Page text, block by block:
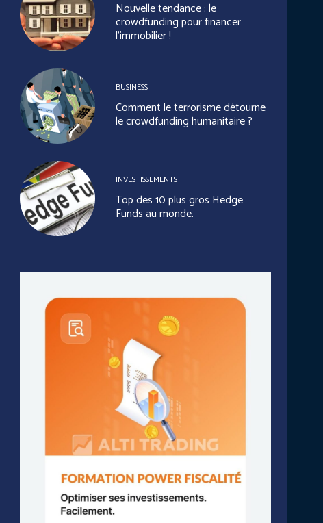
Nouvelle tendance : le
crowdfunding pour financer
l’immobilier !
BUSINESS
Comment le terrorisme détourne
le crowdfunding humanitaire ?
INVESTISSEMENTS
Top des 10 plus gros Hedge
Funds au monde.